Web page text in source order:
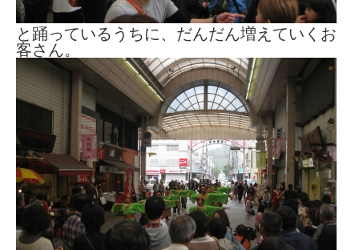
と踊っているうちに、だんだん増えていくお
客さん。